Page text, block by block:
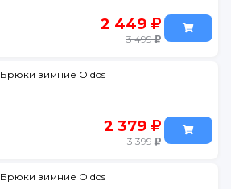
2 449
3 499
Брюки зимние Oldos
2 379
3 399
Брюки зимние Oldos